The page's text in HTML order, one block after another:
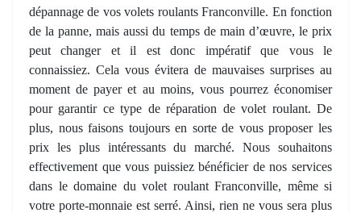
dépannage de vos volets roulants Franconville. En fonction
de la panne, mais aussi du temps de main d’œuvre, le prix
peut changer et il est donc impératif que vous le
connaissiez. Cela vous évitera de mauvaises surprises au
moment de payer et au moins, vous pourrez économiser
pour garantir ce type de réparation de volet roulant. De
plus, nous faisons toujours en sorte de vous proposer les
prix les plus intéressants du marché. Nous souhaitons
effectivement que vous puissiez bénéficier de nos services
dans le domaine du volet roulant Franconville, même si
votre porte-monnaie est serré. Ainsi, rien ne vous sera plus